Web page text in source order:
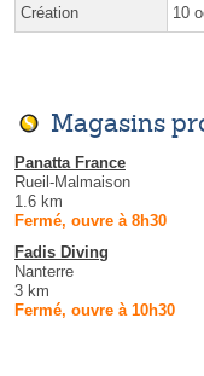
Création 10
Magasins
Panatta France
Rueil-Malmaison
1.6 km
Fermé, ouvre à 8h30
Fadis Diving
Nanterre
3 km
Fermé, ouvre à 10h30